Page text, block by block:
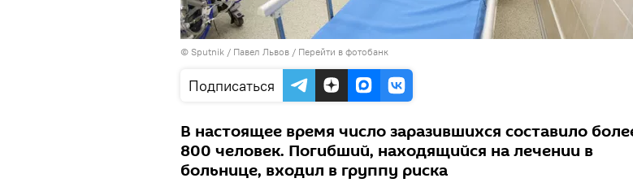
© Sputnik / Павел Львов / Перейти в фотобанк
Подписаться
В настоящее время число заразившихся составило
800 человек. Погибший, находящийся на лечении в
больнице, входил в группу риска